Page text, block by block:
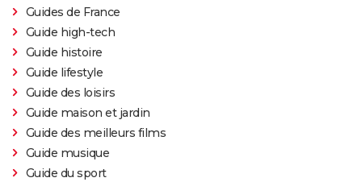
Guides de France
Guide high-tech
Guide histoire
Guide lifestyle
Guide des loisirs
Guide maison et jardin
Guide des meilleurs films
Guide musique
Guide du sport